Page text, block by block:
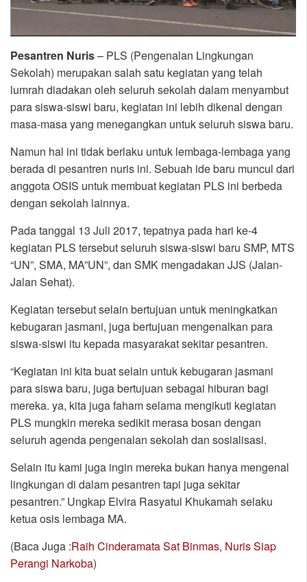
Pesantren Nuris– PLS (Pengenalan Lingkungan
Sekolah) merupakan salah satu kegiatan yang telah
lumrah diadakan oleh seluruh sekolah dalam menyambut
para siswa-siswi baru, kegiatan ini lebih dikenal dengan
masa-masa yang menegangkan untuk seluruh siswa baru.
Namun hal ini tidak berlaku untuk lembaga-lembaga yang
berada di pesantren nuris ini. Sebuah ide baru muncul dari
anggota OSIS untuk membuat kegiatan PLS ini berbeda
dengan sekolah lainnya.
Pada tanggal 13 Juli 2017, tepatnya pada hari ke-4
kegiatan PLS tersebut seluruh siswa-siswi baru SMP, MTS
“UN”, SMA, MA”UN”, dan SMK mengadakan JJS (Jalan-
Jalan Sehat).
Kegiatan tersebut selain bertujuan untuk meningkatkan
kebugaran jasmani, juga bertujuan mengenalkan para
siswa-siswi itu kepada masyarakat sekitar pesantren.
“Kegiatan ini kita buat selain untuk kebugaran jasmani
para siswa baru, juga bertujuan sebagai hiburan bagi
mereka. ya, kita juga faham selama mengikuti kegiatan
PLS mungkin mereka sedikit merasa bosan dengan
seluruh agenda pengenalan sekolah dan sosialisasi.
Selain itu kami juga ingin mereka bukan hanya mengenal
lingkungan di dalam pesantren tapi juga sekitar
pesantren.” Ungkap Elvira Rasyatul Khukamah selaku
ketua osis lembaga MA.
(Baca Juga :Raih Cinderamata Sat Binmas, Nuris Siap
Perangi Narkoba)